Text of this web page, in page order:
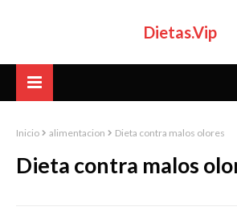
Dietas.Vip
Inicio alimentacion Dieta contra malos olores
Dieta contra malos